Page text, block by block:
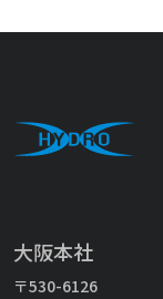
大阪本社
〒530-6126